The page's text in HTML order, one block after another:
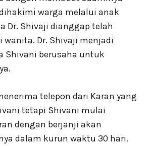
warga melalui anak
Dr. Shivaji dianggap telah
Dr. Shivaji menjadi
Shivani berusaha untuk
telepon dari Karan yang
tetapi Shivani mulai
dengan berjanji akan
dalam kurun waktu 30 hari.